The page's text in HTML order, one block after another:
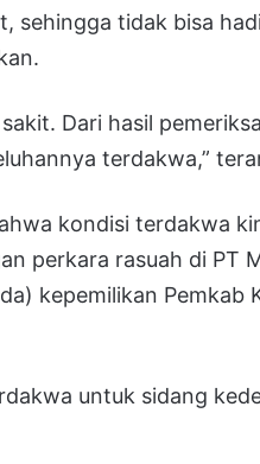
sehingga tidak bisa
Dari hasil
terdakwa,”
kondisi terdakwa
perkara rasuah di PT
kepemilikan Pemkab
untuk sidang